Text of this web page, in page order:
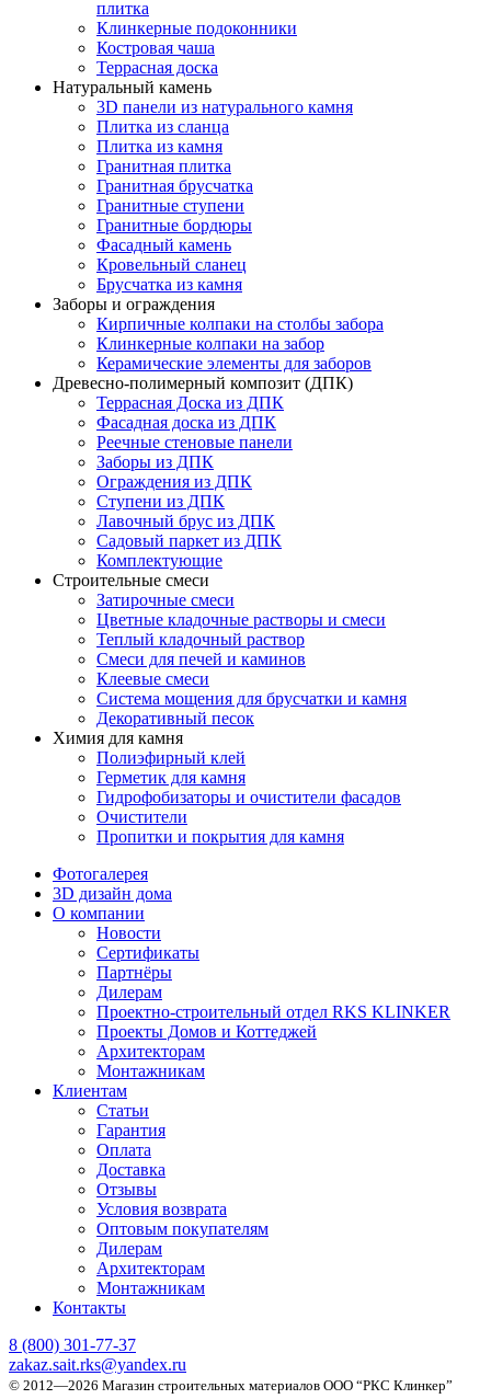
плитка
Клинкерные подоконники
Костровая чаша
Террасная доска
Натуральный камень
3D панели из натурального камня
Плитка из сланца
Плитка из камня
Гранитная плитка
Гранитная брусчатка
Гранитные ступени
Гранитные бордюры
Фасадный камень
Кровельный сланец
Брусчатка из камня
Заборы и ограждения
Кирпичные колпаки на столбы забора
Клинкерные колпаки на забор
Керамические элементы для заборов
Древесно-полимерный композит (ДПК)
Террасная Доска из ДПК
Фасадная доска из ДПК
Реечные стеновые панели
Заборы из ДПК
Ограждения из ДПК
Ступени из ДПК
Лавочный брус из ДПК
Садовый паркет из ДПК
Комплектующие
Строительные смеси
Затирочные смеси
Цветные кладочные растворы и смеси
Теплый кладочный раствор
Смеси для печей и каминов
Клеевые смеси
Система мощения для брусчатки и камня
Декоративный песок
Химия для камня
Полиэфирный клей
Герметик для камня
Гидрофобизаторы и очистители фасадов
Очистители
Пропитки и покрытия для камня
Фотогалерея
3D дизайн дома
О компании
Новости
Сертификаты
Партнёры
Дилерам
Проектно-строительный отдел RKS KLINKER
Проекты Домов и Коттеджей
Архитекторам
Монтажникам
Клиентам
Статьи
Гарантия
Оплата
Доставка
Отзывы
Условия возврата
Оптовым покупателям
Дилерам
Архитекторам
Монтажникам
Контакты
8 (800) 301-77-37
zakaz.sait.rks@yandex.ru
© 2012—2026 Магазин строительных материалов ООО “РКС Клинкер”